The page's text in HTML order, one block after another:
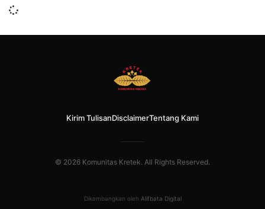
Kirim TulisanDisclaimerTentang Kami
© 2026 Komunitas Kretek. All Rights Reserved.
Dikembangkan oleh Alifbata Digital